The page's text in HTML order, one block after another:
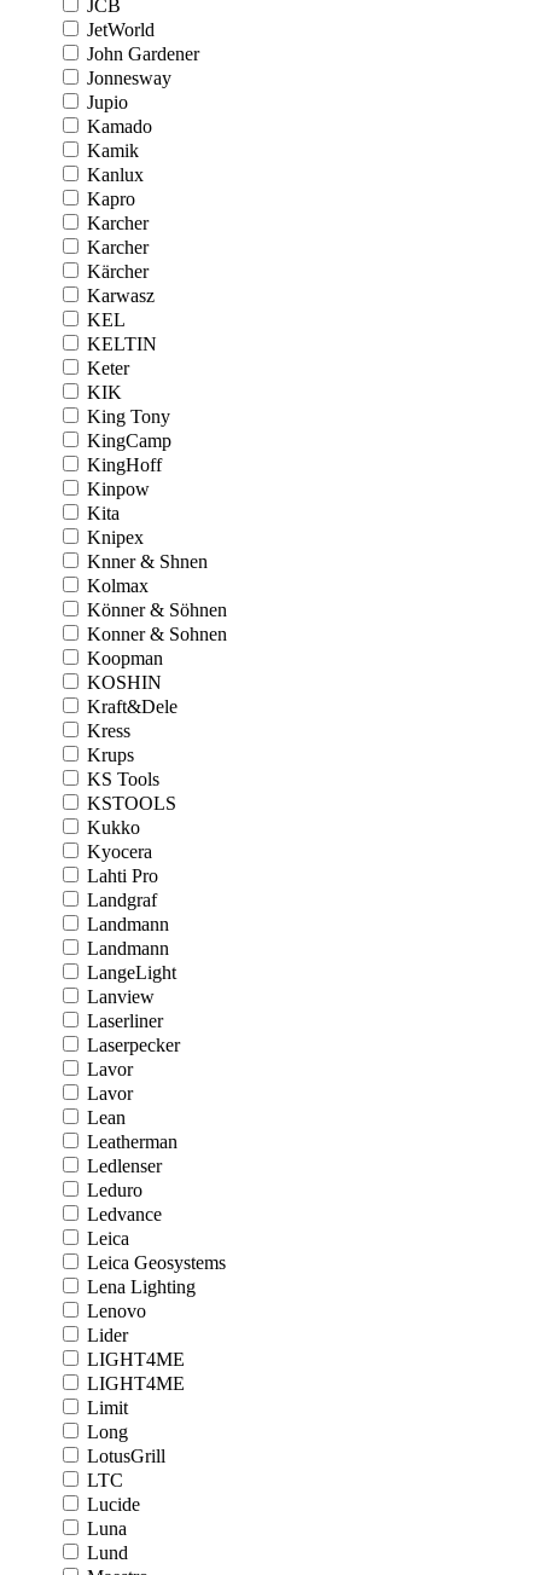
JCB
JetWorld
John Gardener
Jonnesway
Jupio
Kamado
Kamik
Kanlux
Kapro
Karcher
Karcher
Kärcher
Karwasz
KEL
KELTIN
Keter
KIK
King Tony
KingCamp
KingHoff
Kinpow
Kita
Knipex
Knner & Shnen
Kolmax
Könner & Söhnen
Konner & Sohnen
Koopman
KOSHIN
Kraft&Dele
Kress
Krups
KS Tools
KSTOOLS
Kukko
Kyocera
Lahti Pro
Landgraf
Landmann
Landmann
LangeLight
Lanview
Laserliner
Laserpecker
Lavor
Lavor
Lean
Leatherman
Ledlenser
Leduro
Ledvance
Leica
Leica Geosystems
Lena Lighting
Lenovo
Lider
LIGHT4ME
LIGHT4ME
Limit
Long
LotusGrill
LTC
Lucide
Luna
Lund